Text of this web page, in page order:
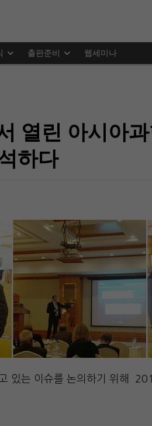
출판준비 웹세미나
열린 아시아
하다
있는 이슈를 논의하기 위해